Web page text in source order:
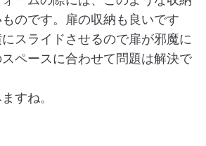
のです。扉の収納も良いです
スライドさせるので扉が邪魔に
ペースに合わせて問題は解決で
すね。